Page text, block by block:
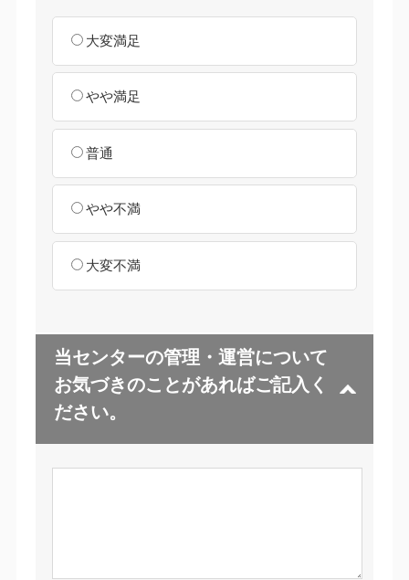
大変満足
やや満足
普通
やや不満
大変不満
当センターの管理・運営について
お気づきのことがあればご記入く
ださい。